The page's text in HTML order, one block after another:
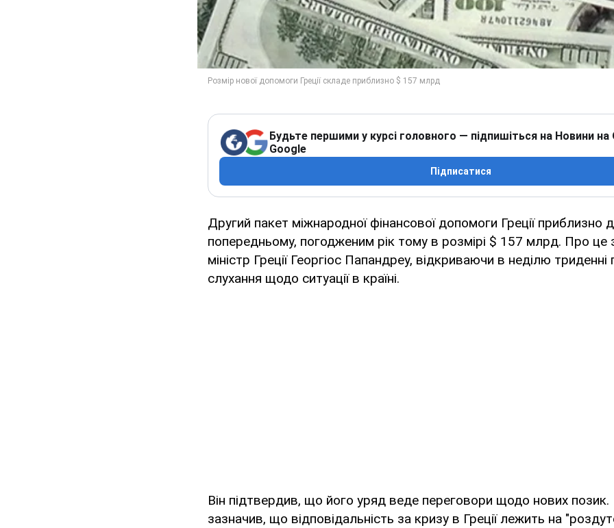
Будьте першими у курсі головного — підпишіться на Новини на
Google
Підписатися
Другий пакет міжнародної фінансової допомоги Греції приблизно
попередньому, погодженим рік тому в розмірі $ 157 млрд. Про це
міністр Греції Георгіос Папандреу, відкриваючи в неділю триденні
слухання щодо ситуації в країні.
Він підтвердив, що його уряд веде переговори щодо нових
зазначив, що відповідальність за кризу в Греції лежить на